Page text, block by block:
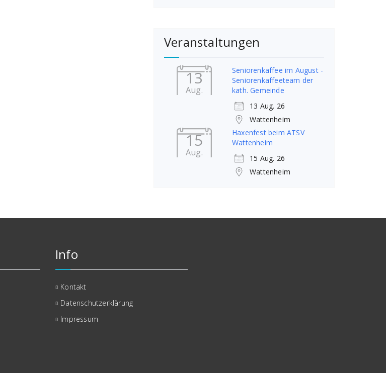
Veranstaltungen
13
Aug.
Seniorenkaffee im August -
Seniorenkaffeeteam der
kath. Gemeinde
13 Aug. 26
Wattenheim
15
Aug.
Haxenfest beim ATSV
Wattenheim
15 Aug. 26
Wattenheim
Info
Kontakt
Datenschutzerklärung
Impressum